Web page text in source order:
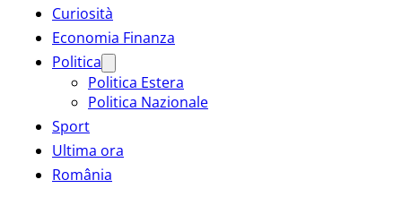
Curiosità
Economia Finanza
Politica
Politica Estera
Politica Nazionale
Sport
Ultima ora
România